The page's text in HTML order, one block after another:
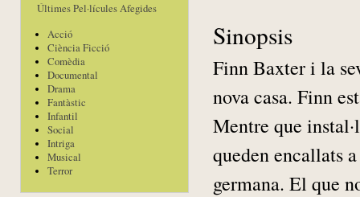
Últimes Pel·lícules Afegides
Acció
Ciència Ficció
Comèdia
Documental
Drama
Fantàstic
Infantil
Social
Intriga
Musical
Terror
Sinopsis
Finn Baxter i la
nova casa. Finn
Mentre que
queden encallats
germana. El que